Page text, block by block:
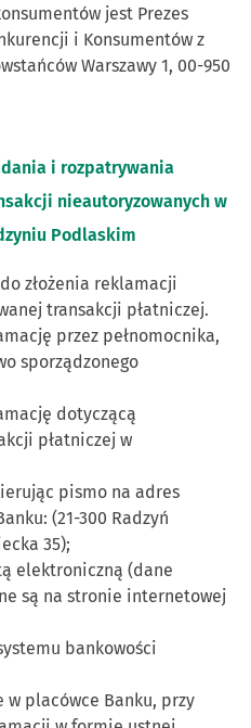
jest Prezes
i Konsumentów z
Warszawy 1, 00-950
i rozpatrywania
nieautoryzowanych w
Podlaskim
złożenia reklamacji
transakcji płatniczej.
przez pełnomocnika,
sporządzonego
dotyczącą
płatniczej w
pismo na adres
(21-300 Radzyń
35);
elektroniczną (dane
są na stronie internetowej
bankowości
placówce Banku, przy